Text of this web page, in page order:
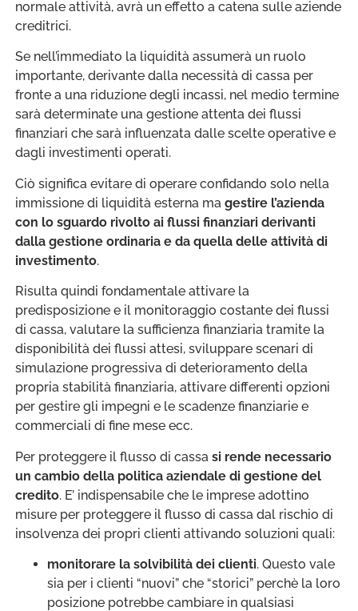
normale attività, avrà un effetto a catena sulle aziende
creditrici.
Se nell’immediato la liquidità assumerà un ruolo
importante, derivante dalla necessità di cassa per
fronte a una riduzione degli incassi, nel medio termine
sarà determinate una gestione attenta dei flussi
finanziari che sarà influenzata dalle scelte operative e
dagli investimenti operati.
Ciò significa evitare di operare confidando solo nella
immissione di liquidità esterna ma gestire l’azienda
con lo sguardo rivolto ai flussi finanziari derivanti
dalla gestione ordinaria e da quella delle attività di
investimento.
Risulta quindi fondamentale attivare la
predisposizione e il monitoraggio costante dei flussi
di cassa, valutare la sufficienza finanziaria tramite la
disponibilità dei flussi attesi, sviluppare scenari di
simulazione progressiva di deterioramento della
propria stabilità finanziaria, attivare differenti opzioni
per gestire gli impegni e le scadenze finanziarie e
commerciali di fine mese ecc.
Per proteggere il flusso di cassa si rende necessario
un cambio della politica aziendale di gestione del
credito. E’ indispensabile che le imprese adottino
misure per proteggere il flusso di cassa dal rischio di
insolvenza dei propri clienti attivando soluzioni quali:
monitorare la solvibilità dei clienti. Questo vale
sia per i clienti “nuovi” che “storici” perchè la loro
posizione potrebbe cambiare in qualsiasi